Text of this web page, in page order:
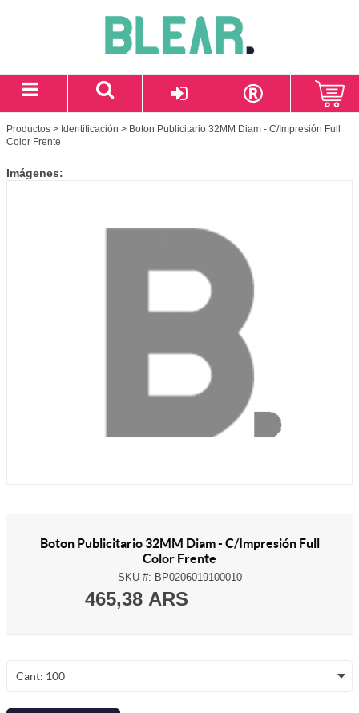
Productos > Identificación > Boton Publicitario 32MM Diam - C/Impresión Full
Color Frente
Imágenes:
Boton Publicitario 32MM Diam - C/Impresión Full
Color Frente
SKU #: BP0206019100010
465,38 ARS
Cant: 100